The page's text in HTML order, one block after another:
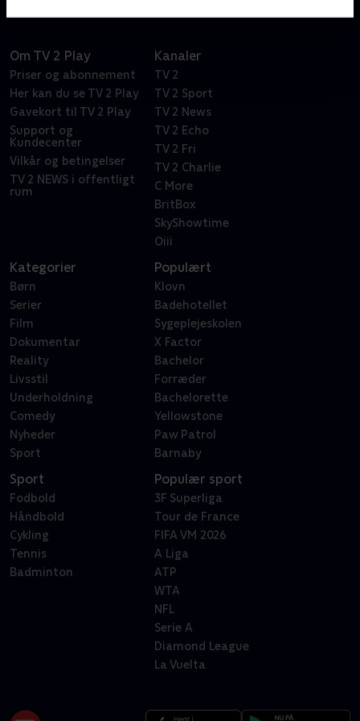
Om TV 2 Play
Priser og abonnement
Her kan du se TV 2 Play
Gavekort til TV 2 Play
Support og
Kundecenter
Vilkår og betingelser
TV 2 NEWS i offentligt
rum
Kanaler
TV 2
TV 2 Sport
TV 2 News
TV 2 Echo
TV 2 Fri
TV 2 Charlie
C More
BritBox
SkyShowtime
Oiii
Kategorier
Børn
Serier
Film
Dokumentar
Reality
Livsstil
Underholdning
Comedy
Nyheder
Sport
Populært
Klovn
Badehotellet
Sygeplejeskolen
X Factor
Bachelor
Forræder
Bachelorette
Yellowstone
Paw Patrol
Barnaby
Sport
Fodbold
Håndbold
Cykling
Tennis
Badminton
Populær sport
3F Superliga
Tour de France
FIFA VM 2026
A Liga
ATP
WTA
NFL
Serie A
Diamond League
La Vuelta